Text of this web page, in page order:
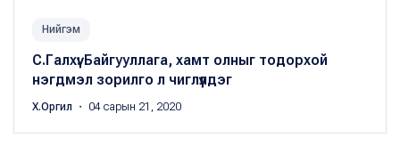
Нийгэм
С.Галхүү: Байгууллага, хамт олныг тодорхой
нэгдмэл зорилго л чиглүүлдэг
Х.Оргил ・ 04 сарын 21, 2020